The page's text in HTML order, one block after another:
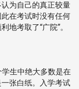
为自己的真正较量
在考试时没有任何
地考取了“广院”。
生中绝大多数是在
张白纸。入学考试